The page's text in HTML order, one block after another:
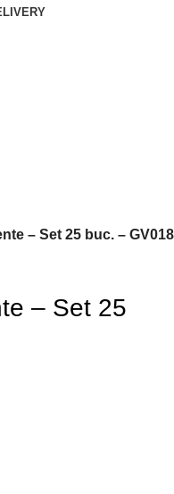
– Set 25 buc. – GV018
– Set 25